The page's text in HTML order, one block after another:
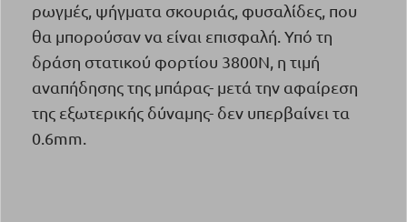
ρωγμές, ψήγματα σκουριάς, φυσαλίδες, που
θα μπορούσαν να είναι επισφαλή. Υπό τη
δράση στατικού φορτίου 3800N, η τιμή
αναπήδησης της μπάρας- μετά την αφαίρεση
της εξωτερικής δύναμης- δεν υπερβαίνει τα
0.6mm.